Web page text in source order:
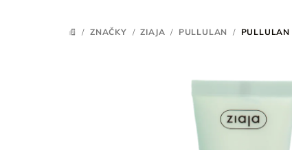
DOMOV
/ ZNAČKY / ZIAJA / PULLULAN / PULLULAN